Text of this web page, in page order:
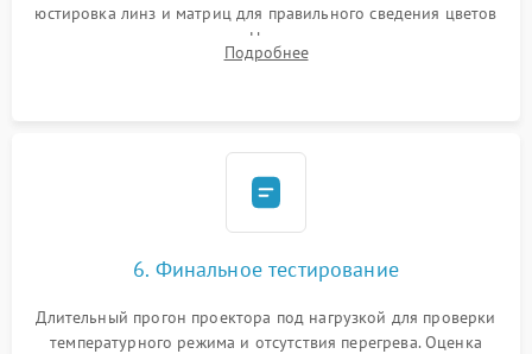
юстировка линз и матриц для правильного сведения цветов
и устранения размытия. Надежное подключение всех
шлейфов, установка датчиков и закрытие корпуса
Подробнее
6. Финальное тестирование
Длительный прогон проектора под нагрузкой для проверки
температурного режима и отсутствия перегрева. Оценка